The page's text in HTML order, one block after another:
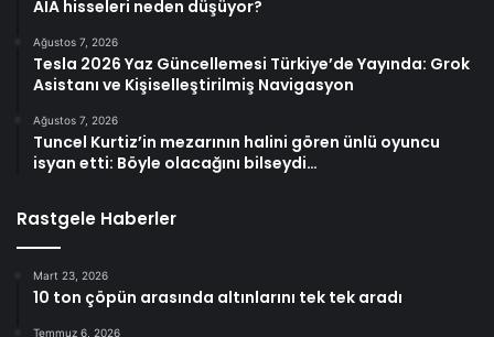
AIA hisseleri neden düşüyor?
Ağustos 7, 2026
Tesla 2026 Yaz Güncellemesi Türkiye’de Yayında: Grok
Asistanı ve Kişiselleştirilmiş Navigasyon
Ağustos 7, 2026
Tuncel Kurtiz’in mezarının halini gören ünlü oyuncu
isyan etti: Böyle olacağını bilseydi…
Rastgele Haberler
Mart 23, 2026
10 ton çöpün arasında altınlarını tek tek aradı
Temmuz 6, 2026